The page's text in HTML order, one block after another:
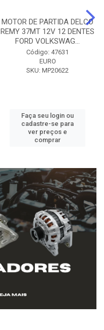
MOTOR DE PARTIDA DELCO
REMY 37MT 12V 12 DENTES
FORD VOLKSWAG...
Código: 47631
EURO
SKU: MP20622
Faça seu login ou
cadastre-se para
ver preços e
comprar